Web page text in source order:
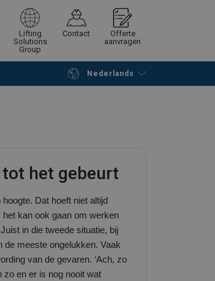
Lifting
Solutions
Group
Contact
Offerte
aanvragen
Nederlands
Vraag offerte aan
het gebeurt
Dat hoeft niet altijd
kan ook gaan om werken
in die tweede situatie, bij
de meeste ongelukken. Vaak
van de gevaren. ‘Ach, zo
zo en er is nog nooit wat